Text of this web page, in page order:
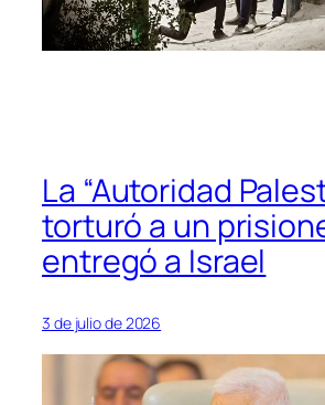
La “Autoridad
torturó a un
entregó a Israel
3 de julio de 2026